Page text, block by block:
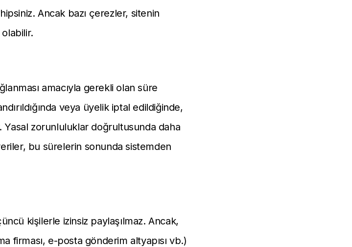
Ancak bazı çerezler, sitenin
amacıyla gerekli olan süre
veya üyelik iptal edildiğinde,
zorunluluklar doğrultusunda daha
bu sürelerin sonunda sistemden
kişilerle izinsiz paylaşılmaz. Ancak,
firması, e-posta gönderim altyapısı vb.)